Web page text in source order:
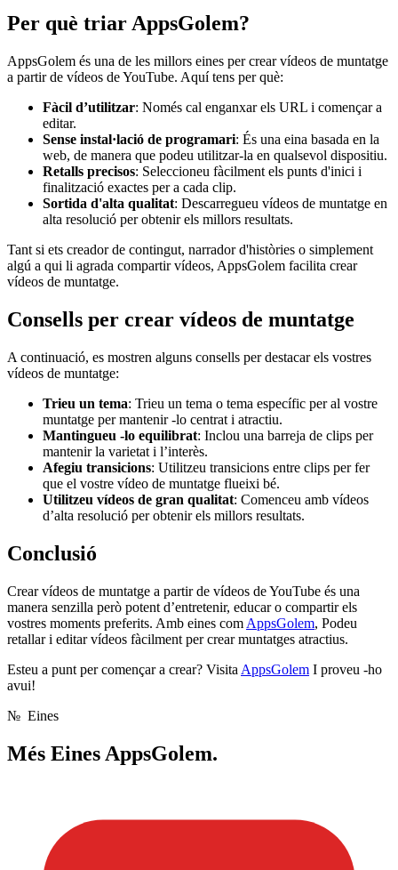
Per què triar AppsGolem?
AppsGolem és una de les millors eines per crear vídeos de muntatge
a partir de vídeos de YouTube. Aquí tens per què:
Fàcil d’utilitzar: Només cal enganxar els URL i començar a
editar.
Sense instal·lació de programari: És una eina basada en la
web, de manera que podeu utilitzar-la en qualsevol dispositiu.
Retalls precisos: Seleccioneu fàcilment els punts d'inici i
finalització exactes per a cada clip.
Sortida d'alta qualitat: Descarregueu vídeos de muntatge en
alta resolució per obtenir els millors resultats.
Tant si ets creador de contingut, narrador d'històries o simplement
algú a qui li agrada compartir vídeos, AppsGolem facilita crear
vídeos de muntatge.
Consells per crear vídeos de muntatge
A continuació, es mostren alguns consells per destacar els vostres
vídeos de muntatge:
Trieu un tema: Trieu un tema o tema específic per al vostre
muntatge per mantenir -lo centrat i atractiu.
Mantingueu -lo equilibrat: Inclou una barreja de clips per
mantenir la varietat i l’interès.
Afegiu transicions: Utilitzeu transicions entre clips per fer
que el vostre vídeo de muntatge flueixi bé.
Utilitzeu vídeos de gran qualitat: Comenceu amb vídeos
d’alta resolució per obtenir els millors resultats.
Conclusió
Crear vídeos de muntatge a partir de vídeos de YouTube és una
manera senzilla però potent d’entretenir, educar o compartir els
vostres moments preferits. Amb eines com AppsGolem, Podeu
retallar i editar vídeos fàcilment per crear muntatges atractius.
Esteu a punt per començar a crear? Visita AppsGolem I proveu -ho
avui!
№ Eines
Més Eines AppsGolem.